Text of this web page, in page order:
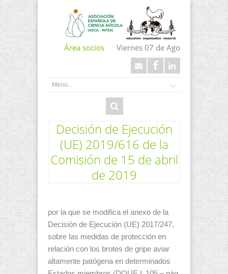
Área socios Viernes 07 de Ago
Decisión de Ejecución
(UE) 2019/616 de la
Comisión de 15 de abril
de 2019
por la que se modifica el anexo de la
Decisión de Ejecución (UE) 2017/247,
sobre las medidas de protección en
relación con los brotes de gripe aviar
altamente patógena en determinados